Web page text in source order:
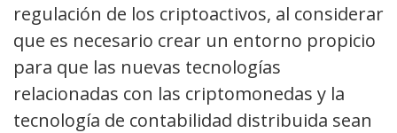
regulación de los criptoactivos, al considerar
que es necesario crear un entorno propicio
para que las nuevas tecnologías
relacionadas con las criptomonedas y la
tecnología de contabilidad distribuida sean